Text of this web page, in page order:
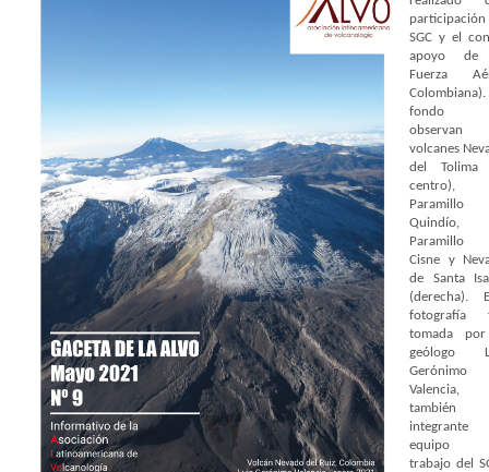
participación
SGC y el
apoyo de
Fuerza
fondo
observan
volcanes
del Tolima
centro),
Paramillo
Quindío,
Paramillo
Cisne y
de Santa
(derecha).
fotografía
tomada
geólogo
Gerónimo
Valencia,
también
integrante
equipo
trabajo del